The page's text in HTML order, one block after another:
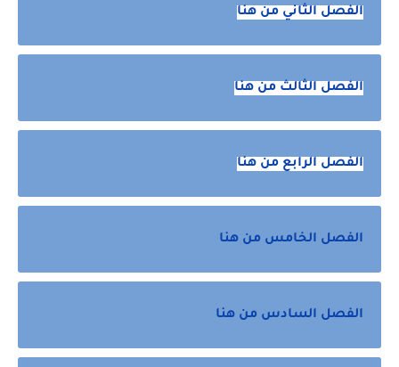
الفصل الثاني من هنا
الفصل الثالث من هنا
الفصل الرابع من هنا
الفصل الخامس من هنا
الفصل السادس من هنا